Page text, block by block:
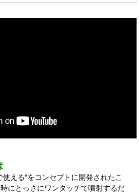
える“をコンセプトに開発されたこ
にとっさにワンタッチで噴射するだ